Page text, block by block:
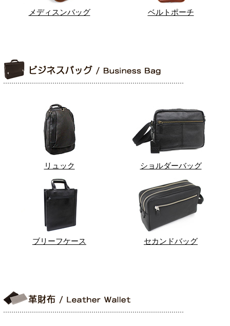
メディスンバッグ ベルトポーチ
リュック ショルダーバッグ
ブリーフケース セカンドバッグ